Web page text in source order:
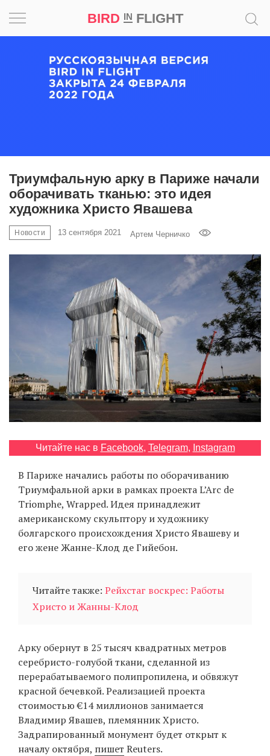
BIRD INFLIGHT
Триумфальную арку в Париже начали
оборачивать тканью: это идея
художника Христо Явашева
Новости 13 сентября 2021 Артем Черничко
Читайте нас в Facebook, Telegram, Instagram
В Париже начались работы по оборачиванию
Триумфальной арки в рамках проекта L’Arc de
Triomphe, Wrapped. Идея принадлежит
американскому скульптору и художнику
болгарского происхождения Христо Явашеву и
его жене Жанне-Клод де Гийебон.
Читайте также: Рейхстаг воскрес: Работы
Христо и Жанны-Клод
Арку обернут в 25 тысяч квадратных метров
серебристо-голубой ткани, сделанной из
перерабатываемого полипропилена, и обвяжут
красной бечевкой. Реализацией проекта
стоимостью €14 миллионов занимается
Владимир Явашев, племянник Христо.
Задрапированный монумент будет открыт к
началу октября, пишет Reuters.